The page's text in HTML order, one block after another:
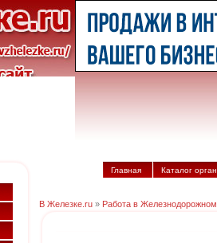
Главная Каталог
В Железке.ru » Работа в